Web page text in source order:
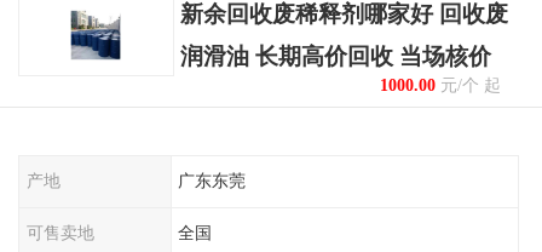
新余回收废稀释剂哪家好 回收废
润滑油 长期高价回收 当场核价
1000.00元/个 起
产地 广东东莞
可售卖地 全国